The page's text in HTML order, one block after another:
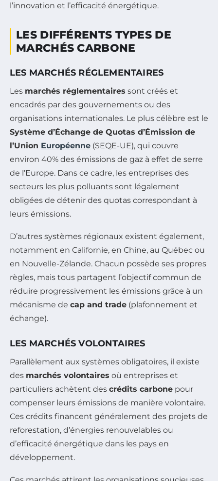
l’innovation et l’efficacité énergétique.
LES DIFFÉRENTS TYPES DE
MARCHÉS CARBONE
LES MARCHÉS RÉGLEMENTAIRES
Les marchés réglementaires sont créés et
encadrés par des gouvernements ou des
organisations internationales. Le plus célèbre est le
Système d’Échange de Quotas d’Émission de
l’Union Européenne (SEQE-UE), qui couvre
environ 40% des émissions de gaz à effet de serre
de l’Europe. Dans ce cadre, les entreprises des
secteurs les plus polluants sont légalement
obligées de détenir des quotas correspondant à
leurs émissions.
D’autres systèmes régionaux existent également,
notamment en Californie, en Chine, au Québec ou
en Nouvelle-Zélande. Chacun possède ses propres
règles, mais tous partagent l’objectif commun de
réduire progressivement les émissions grâce à un
mécanisme de cap and trade (plafonnement et
échange).
LES MARCHÉS VOLONTAIRES
Parallèlement aux systèmes obligatoires, il existe
des marchés volontaires où entreprises et
particuliers achètent des crédits carbone pour
compenser leurs émissions de manière volontaire.
Ces crédits financent généralement des projets de
reforestation, d’énergies renouvelables ou
d’efficacité énergétique dans les pays en
développement.